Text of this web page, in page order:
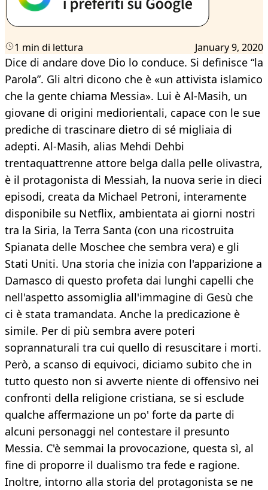
1 min di lettura January 9, 2020
Dice di andare dove Dio lo conduce. Si definisce “la
Parola”. Gli altri dicono che è «un attivista islamico
che la gente chiama Messia». Lui è Al-Masih, un
giovane di origini mediorientali, capace con le sue
prediche di trascinare dietro di sé migliaia di
adepti. Al-Masih, alias Mehdi Dehbi
trentaquattrenne attore belga dalla pelle olivastra,
è il protagonista di Messiah, la nuova serie in dieci
episodi, creata da Michael Petroni, interamente
disponibile su Netflix, ambientata ai giorni nostri
tra la Siria, la Terra Santa (con una ricostruita
Spianata delle Moschee che sembra vera) e gli
Stati Uniti. Una storia che inizia con l'apparizione a
Damasco di questo profeta dai lunghi capelli che
nell'aspetto assomiglia all'immagine di Gesù che
ci è stata tramandata. Anche la predicazione è
simile. Per di più sembra avere poteri
soprannaturali tra cui quello di resuscitare i morti.
Però, a scanso di equivoci, diciamo subito che in
tutto questo non si avverte niente di offensivo nei
confronti della religione cristiana, se si esclude
qualche affermazione un po' forte da parte di
alcuni personaggi nel contestare il presunto
Messia. C'è semmai la provocazione, questa sì, al
fine di proporre il dualismo tra fede e ragione.
Inoltre, intorno alla storia del protagonista se ne